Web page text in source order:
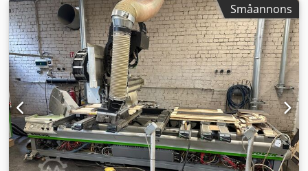
Småannons